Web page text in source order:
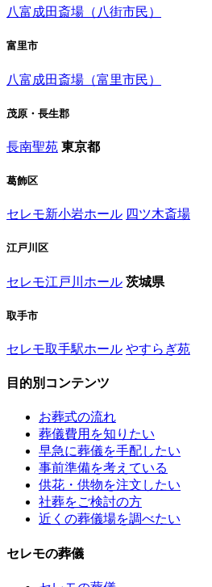
八富成田斎場（八街市民）
富里市
八富成田斎場（富里市民）
茂原・長生郡
長南聖苑 東京都
葛飾区
セレモ新小岩ホール 四ツ木斎場
江戸川区
セレモ江戸川ホール 茨城県
取手市
セレモ取手駅ホール やすらぎ苑
目的別コンテンツ
お葬式の流れ
葬儀費用を知りたい
早急に葬儀を手配したい
事前準備を考えている
供花・供物を注文したい
社葬をご検討の方
近くの葬儀場を調べたい
セレモの葬儀